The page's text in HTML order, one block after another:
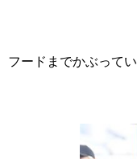
フードまでかぶって